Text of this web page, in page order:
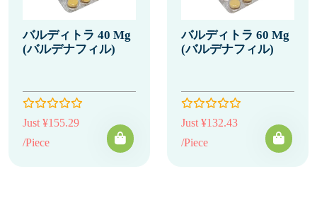
バルディトラ 40 Mg
(バルデナフィル)
Just ¥155.29
/Piece
バルディトラ 60 Mg
(バルデナフィル)
Just ¥132.43
/Piece